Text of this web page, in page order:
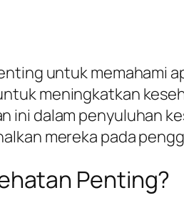
untuk memahami
meningkatkan
ini dalam penyuluhan
mereka pada
Penting?